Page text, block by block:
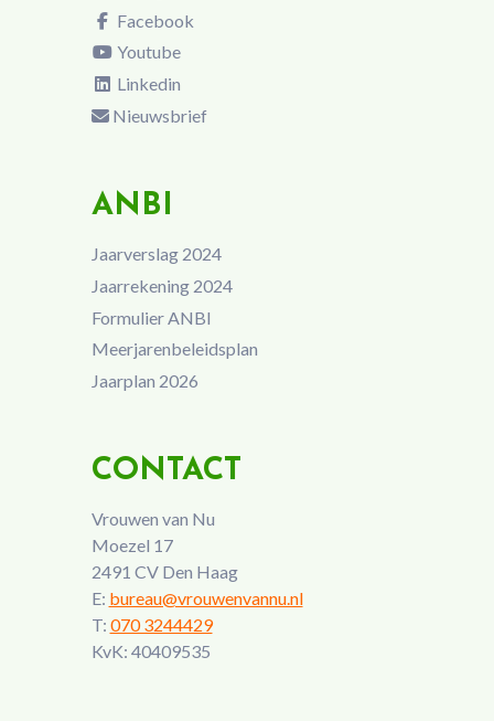
Facebook
Youtube
Linkedin
Nieuwsbrief
ANBI
Jaarverslag 2024
Jaarrekening 2024
Formulier ANBI
Meerjarenbeleidsplan
Jaarplan 2026
CONTACT
Vrouwen van Nu
Moezel 17
2491 CV Den Haag
E: bureau@vrouwenvannu.nl
T: 070 3244429
KvK: 40409535